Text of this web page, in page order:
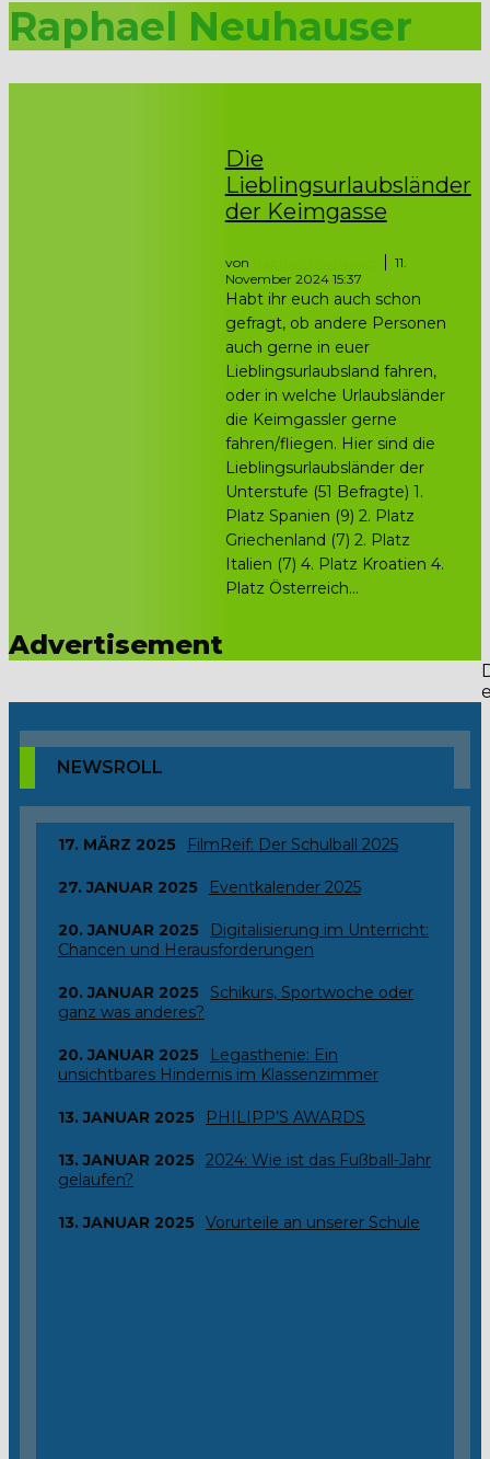
Raphael Neuhauser
Die
Lieblingsurlaubsländer
der Keimgasse
von
11.
November 2024 15:37
Habt ihr euch auch schon
gefragt, ob andere Personen
auch gerne in euer
Lieblingsurlaubsland fahren,
oder in welche Urlaubsländer
die Keimgassler gerne
fahren/fliegen. Hier sind die
Lieblingsurlaubsländer der
Unterstufe (51 Befragte) 1.
Platz Spanien (9) 2. Platz
Griechenland (7) 2. Platz
Italien (7) 4. Platz Kroatien 4.
Platz Österreich...
Advertisement
NEWSROLL
17. MÄRZ 2025 FilmReif: Der Schulball 2025
27. JANUAR 2025 Eventkalender 2025
20. JANUAR 2025
Digitalisierung im Unterricht:
Chancen und Herausforderungen
20. JANUAR 2025
Schikurs, Sportwoche oder
ganz was anderes?
20. JANUAR 2025
Legasthenie: Ein
unsichtbares Hindernis im Klassenzimmer
13. JANUAR 2025 PHILIPP’S AWARDS
13. JANUAR 2025
2024: Wie ist das Fußball-Jahr
gelaufen?
13. JANUAR 2025 Vorurteile an unserer Schule